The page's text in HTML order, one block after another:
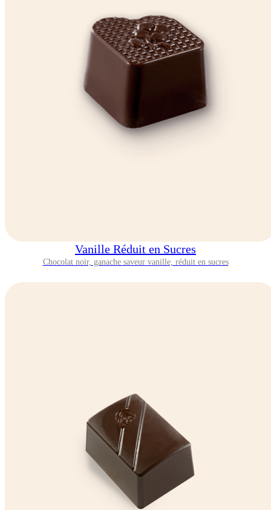
Vanille Réduit en Sucres
Chocolat noir, ganache saveur vanille, réduit en sucres